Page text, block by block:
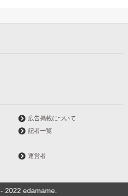
広告掲載について
記者一覧
運営者
2022 edamame.